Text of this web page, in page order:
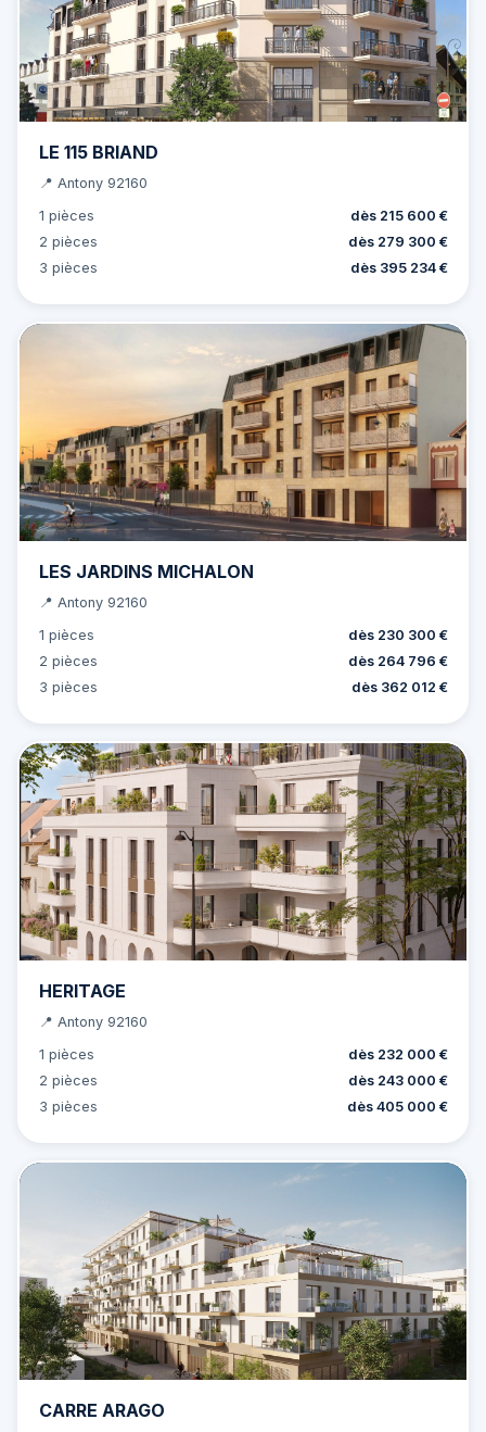
LE 115 BRIAND
📍 Antony 92160
1 pièces
dès 215 600 €
2 pièces
dès 279 300 €
3 pièces
dès 395 234 €
LES JARDINS MICHALON
📍 Antony 92160
1 pièces
dès 230 300 €
2 pièces
dès 264 796 €
3 pièces
dès 362 012 €
HERITAGE
📍 Antony 92160
1 pièces
dès 232 000 €
2 pièces
dès 243 000 €
3 pièces
dès 405 000 €
CARRE ARAGO